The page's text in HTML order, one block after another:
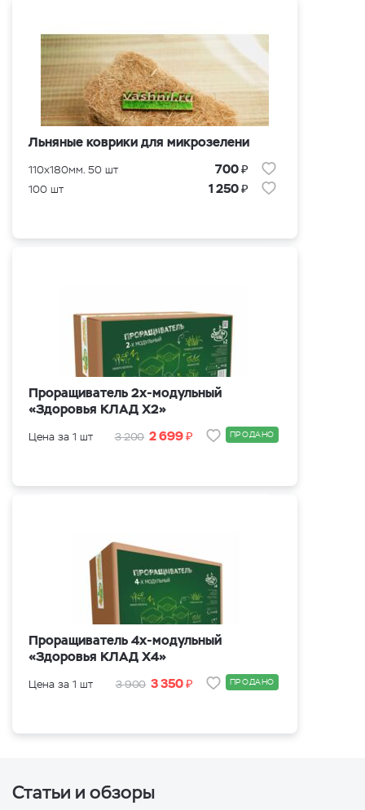
Льняные коврики для микрозелени
110x180мм. 50 шт 700₽
100 шт 1 250₽
Проращиватель 2х-модульный
«Здоровья КЛАД Х2»
Цена за 1 шт 3 200 2 699₽ ПРОДАНО
Проращиватель 4х-модульный
«Здоровья КЛАД Х4»
Цена за 1 шт 3 900 3 350₽ ПРОДАНО
Статьи и обзоры